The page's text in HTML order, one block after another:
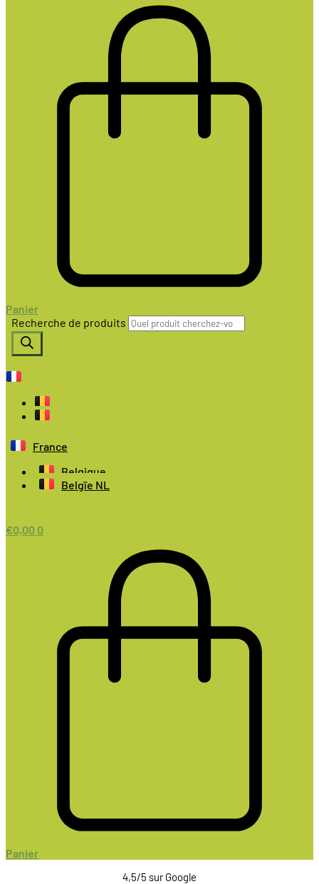
Panier
Recherche de produits
France
Belgique
Belgïe NL
€0,00 0
Panier
4,5/5 sur Google